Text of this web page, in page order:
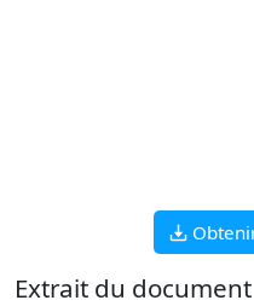
Extrait du document